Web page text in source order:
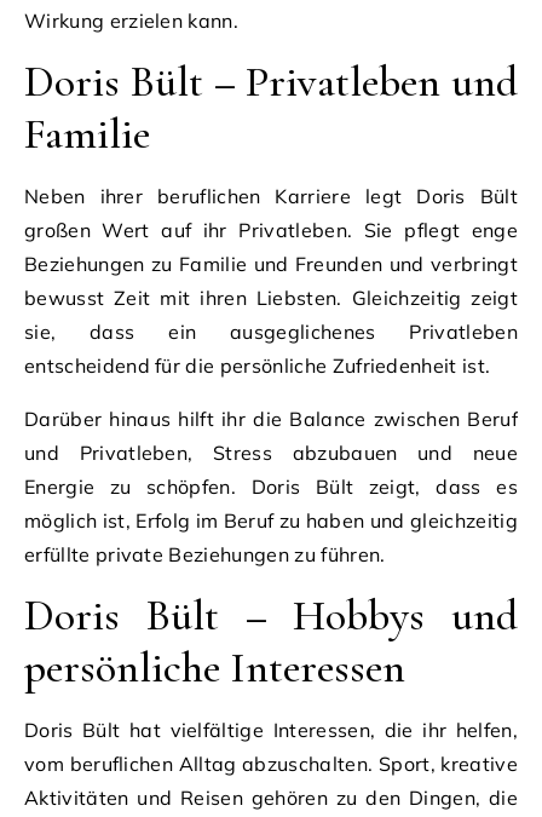
Wirkung erzielen kann.
Doris Bült – Privatleben und
Familie
Neben ihrer beruflichen Karriere legt Doris Bült
großen Wert auf ihr Privatleben. Sie pflegt enge
Beziehungen zu Familie und Freunden und verbringt
bewusst Zeit mit ihren Liebsten. Gleichzeitig zeigt
sie, dass ein ausgeglichenes Privatleben
entscheidend für die persönliche Zufriedenheit ist.
Darüber hinaus hilft ihr die Balance zwischen Beruf
und Privatleben, Stress abzubauen und neue
Energie zu schöpfen. Doris Bült zeigt, dass es
möglich ist, Erfolg im Beruf zu haben und gleichzeitig
erfüllte private Beziehungen zu führen.
Doris Bült – Hobbys und
persönliche Interessen
Doris Bült hat vielfältige Interessen, die ihr helfen,
vom beruflichen Alltag abzuschalten. Sport, kreative
Aktivitäten und Reisen gehören zu den Dingen, die